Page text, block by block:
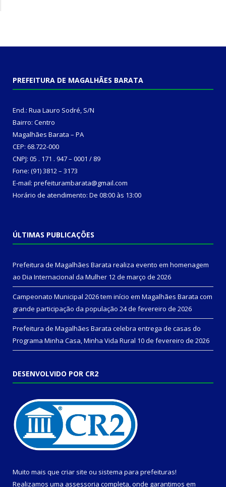
PREFEITURA DE MAGALHÃES BARATA
End.: Rua Lauro Sodré, S/N
Bairro: Centro
Magalhães Barata – PA
CEP: 68.722-000
CNPJ: 05 . 171 . 947 – 0001 / 89
Fone: (91) 3812 – 3173
E-mail: prefeiturambarata@gmail.com
Horário de atendimento: De 08:00 às 13:00
ÚLTIMAS PUBLICAÇÕES
Prefeitura de Magalhães Barata realiza evento em homenagem
ao Dia Internacional da Mulher 12 de março de 2026
Campeonato Municipal 2026 tem início em Magalhães Barata com
grande participação da população 24 de fevereiro de 2026
Prefeitura de Magalhães Barata celebra entrega de casas do
Programa Minha Casa, Minha Vida Rural 10 de fevereiro de 2026
DESENVOLVIDO POR CR2
Muito mais que criar site ou sistema para prefeituras!
Realizamos uma assessoria completa, onde garantimos em